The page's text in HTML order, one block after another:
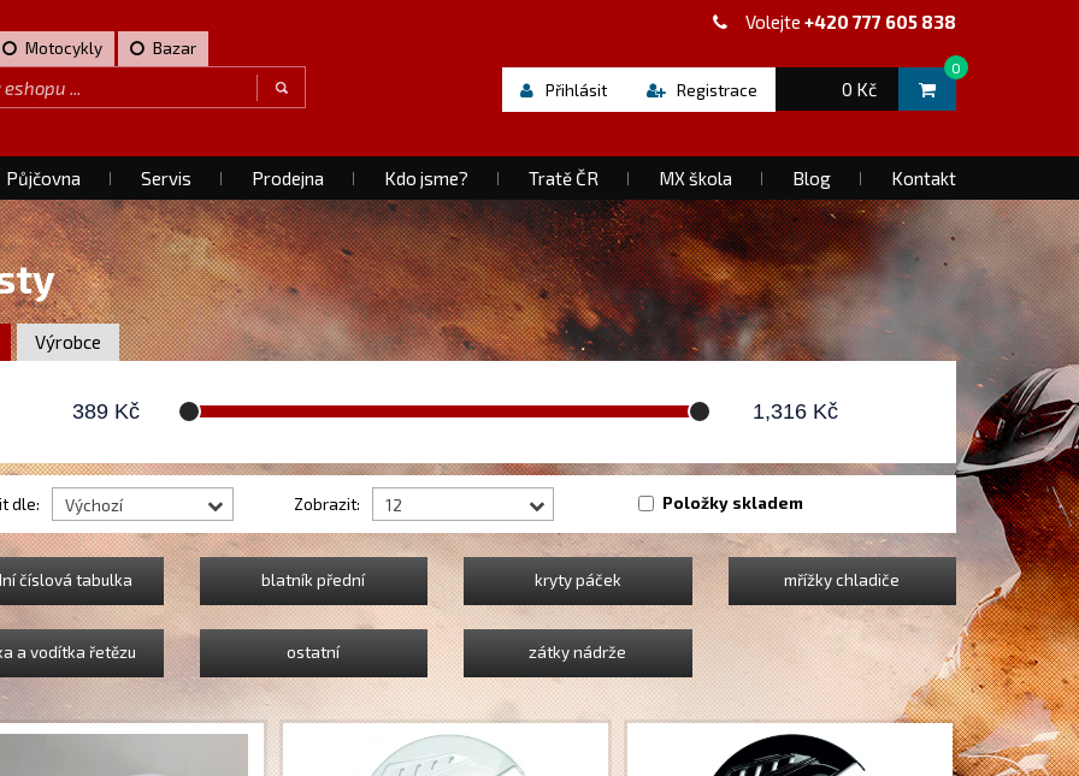
Volejte +420 777 605 838
Motocykly Bazar
0 Kč
0
Přihlásit Registrace
Půjčovna Servis Prodejna Kdo jsme? Tratě ČR MX škola Blog Kontakt
Výrobce
389 Kč 1,316Kč
dle: Výchozí Zobrazit: 12 Položky skladem
číslová tabulka blatník přední kryty páček mřížky chladiče
a vodítka řetězu ostatní zátky nádrže